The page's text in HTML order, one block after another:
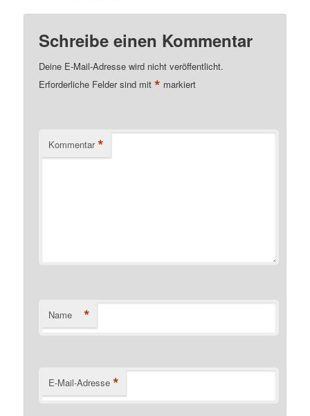
Schreibe einen Kommentar
Deine E-Mail-Adresse wird nicht veröffentlicht.
Erforderliche Felder sind mit* markiert
Kommentar *
Name *
E-Mail-Adresse *